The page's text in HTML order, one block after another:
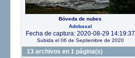
Bóveda de nubes
Adobasal
Fecha de captura: 2020-08-29 14:19:37
Subida el 06 de Septiembre de 2020
13 archivos en 1 página(s)